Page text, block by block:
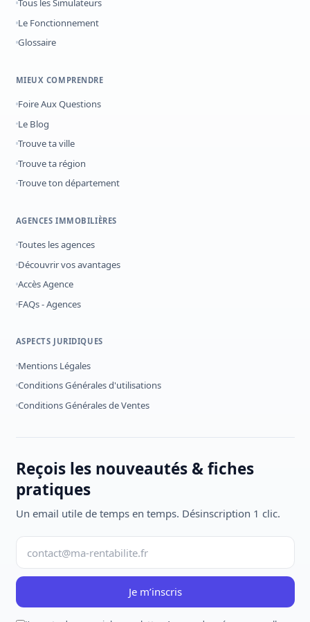
Tous les Simulateurs
Le Fonctionnement
Glossaire
MIEUX COMPRENDRE
Foire Aux Questions
Le Blog
Trouve ta ville
Trouve ta région
Trouve ton département
AGENCES IMMOBILIÈRES
Toutes les agences
Découvrir vos avantages
Accès Agence
FAQs - Agences
ASPECTS JURIDIQUES
Mentions Légales
Conditions Générales d'utilisations
Conditions Générales de Ventes
Reçois les nouveautés & fiches
pratiques
Un email utile de temps en temps. Désinscription 1 clic.
Je m’inscris